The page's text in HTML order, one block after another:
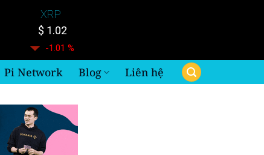
XRP
$ 1.02
-1.01 %
Pi Network Blog Liên hệ